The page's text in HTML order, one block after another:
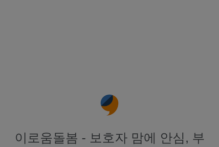
이로움돌봄 - 보호자 맘에 안심, 부